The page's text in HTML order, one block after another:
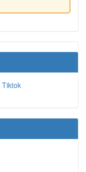
Tiktok